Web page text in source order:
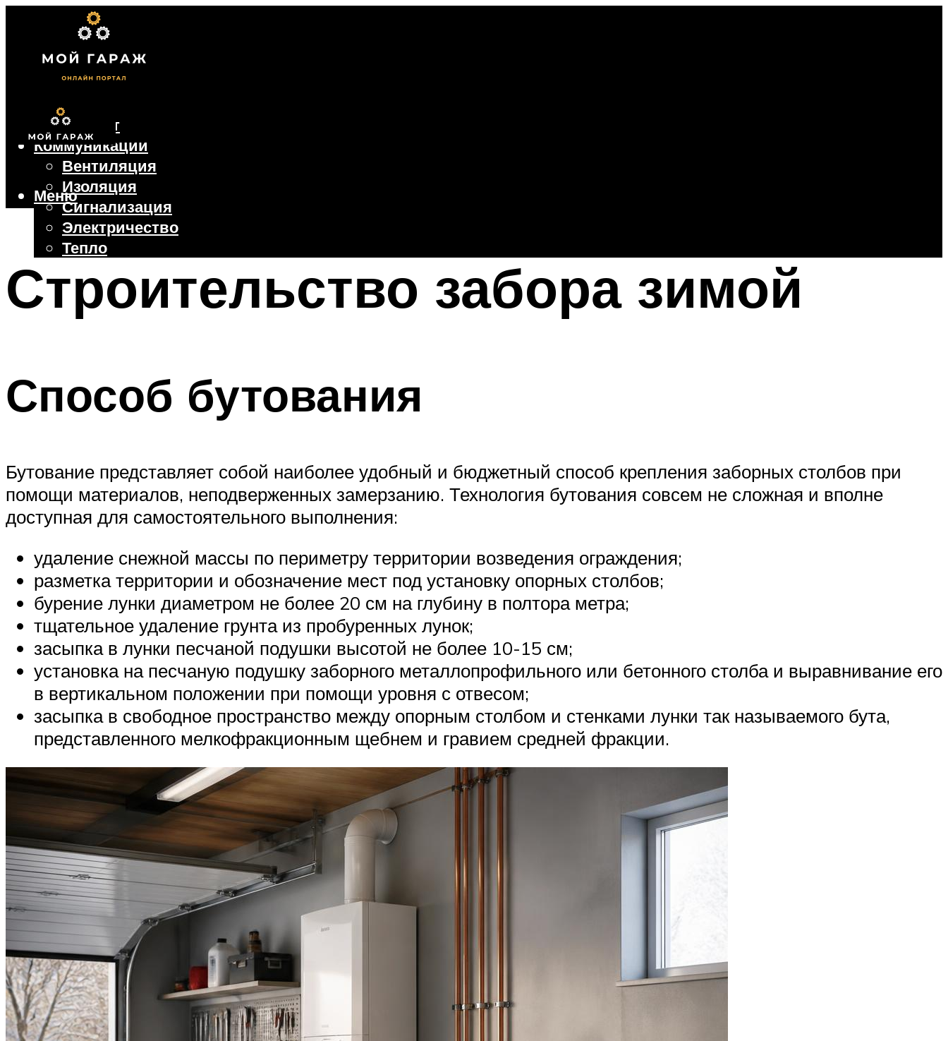
Фундамент
Коммуникации
Вентиляция
Изоляция
Сигнализация
Электричество
Тепло
Крыша
Ворота
Меню
Строительство забора зимой
Способ бутования
Бутование представляет собой наиболее удобный и бюджетный способ крепления заборных столбов при
помощи материалов, неподверженных замерзанию. Технология бутования совсем не сложная и вполне
доступная для самостоятельного выполнения:
удаление снежной массы по периметру территории возведения ограждения;
разметка территории и обозначение мест под установку опорных столбов;
бурение лунки диаметром не более 20 см на глубину в полтора метра;
тщательное удаление грунта из пробуренных лунок;
засыпка в лунки песчаной подушки высотой не более 10-15 см;
установка на песчаную подушку заборного металлопрофильного или бетонного столба и выравнивание его
в вертикальном положении при помощи уровня с отвесом;
засыпка в свободное пространство между опорным столбом и стенками лунки так называемого бута,
представленного мелкофракционным щебнем и гравием средней фракции.